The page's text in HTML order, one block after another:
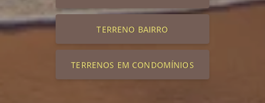
TERRENO BAIRRO
TERRENOS EM CONDOMÍNIOS